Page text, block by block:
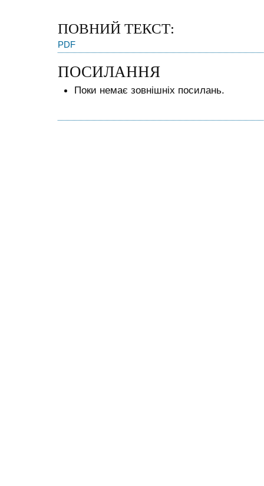
ПОВНИЙ ТЕКСТ:
PDF
ПОСИЛАННЯ
Поки немає зовнішніх посилань.